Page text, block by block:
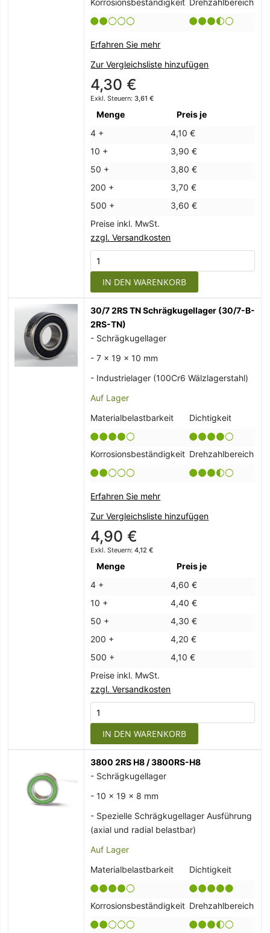
Korrosionsbeständigkeit Drehzahlbereich
Erfahren Sie mehr
Zur Vergleichsliste hinzufügen
4,30 €
3,61 €
Menge
Preis je
4 +
4,10 €
10 +
3,90 €
50 +
3,80 €
200 +
3,70 €
500 +
3,60 €
Preise inkl. MwSt.
zzgl. Versandkosten
IN DEN WARENKORB
30/7 2RS TN Schrägkugellager (30/7-B-
2RS-TN)
- Schrägkugellager
- 7 x 19 x 10 mm
- Industrielager (100Cr6 Wälzlagerstahl)
Auf Lager
Materialbelastbarkeit
Dichtigkeit
Korrosionsbeständigkeit Drehzahlbereich
Erfahren Sie mehr
Zur Vergleichsliste hinzufügen
4,90 €
4,12 €
Menge
Preis je
4 +
4,60 €
10 +
4,40 €
50 +
4,30 €
200 +
4,20 €
500 +
4,10 €
Preise inkl. MwSt.
zzgl. Versandkosten
IN DEN WARENKORB
3800 2RS H8 / 3800RS-H8
- Schrägkugellager
- 10 x 19 x 8 mm
- Spezielle Schrägkugellager Ausführung
(axial und radial belastbar)
Auf Lager
Materialbelastbarkeit
Dichtigkeit
Korrosionsbeständigkeit Drehzahlbereich